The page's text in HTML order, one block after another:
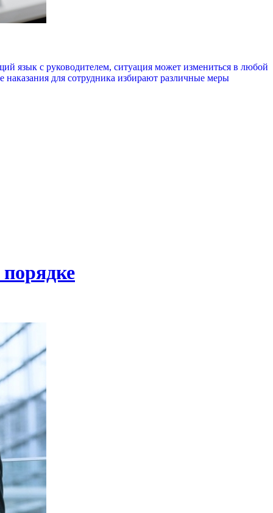
язык с руководителем, ситуация может измениться в любой
для сотрудника избирают различные меры